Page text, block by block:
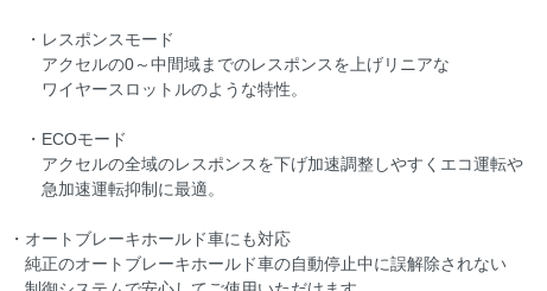
・レスポンスモード
アクセルの0～中間域までのレスポンスを上げリニアな
ワイヤースロットルのような特性。
・ECOモード
アクセルの全域のレスポンスを下げ加速調整しやすくエコ運転や
急加速運転抑制に最適。
・オートブレーキホールド車にも対応
純正のオートブレーキホールド車の自動停止中に誤解除されない